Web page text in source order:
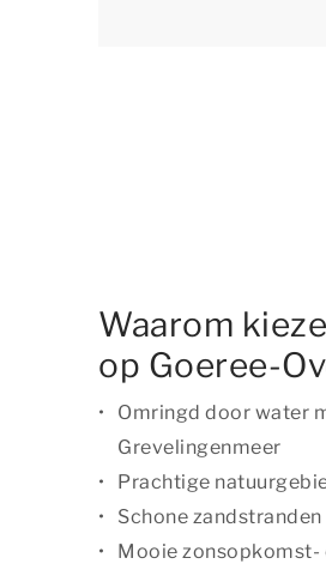
Waarom
op Goeree-
Omringd door water
Grevelingenmeer
Prachtige
Schone zandstranden
Mooie zonsopkomst-